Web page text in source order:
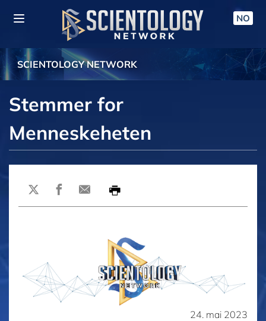
NO
SCIENTOLOGY NETWORK
Stemmer for
Menneskeheten
24. mai 2023